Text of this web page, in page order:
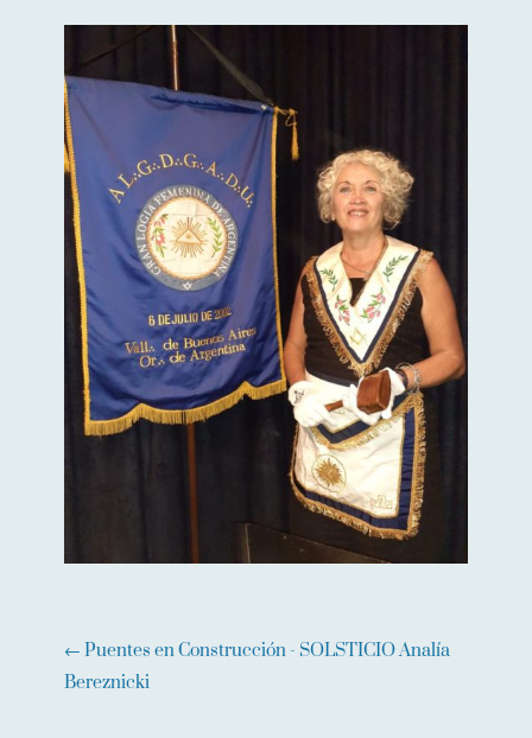
← Puentes en Construcción - SOLSTICIO Analía
Bereznicki